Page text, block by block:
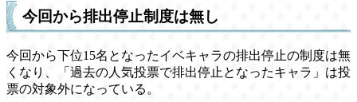
今回から排出停止制度は無し
今回から下位15名となったイベキャラの排出停止の制度は無
くなり、「過去の人気投票で排出停止となったキャラ」は投
票の対象外になっている。